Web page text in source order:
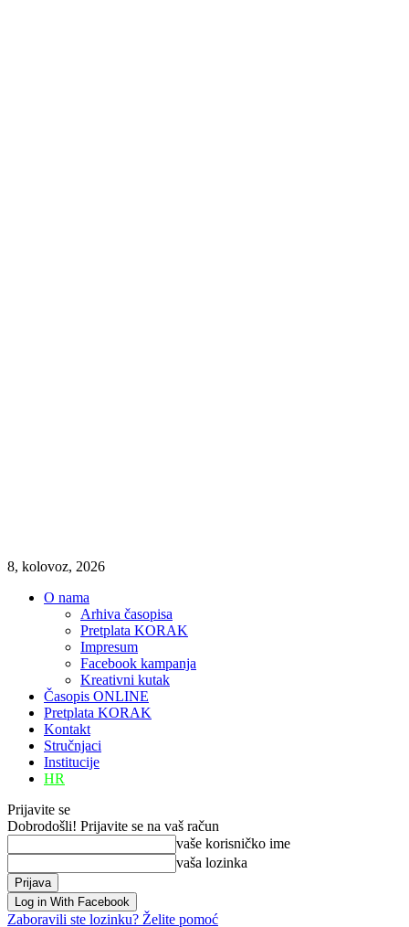
8, kolovoz, 2026
O nama
Arhiva časopisa
Pretplata KORAK
Impresum
Facebook kampanja
Kreativni kutak
Časopis ONLINE
Pretplata KORAK
Kontakt
Stručnjaci
Institucije
HR
Prijavite se
Dobrodošli! Prijavite se na vaš račun
vaše korisničko ime
vaša lozinka
Log in With Facebook
Zaboravili ste lozinku? Želite pomoć